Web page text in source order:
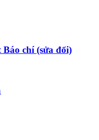
chí (sửa đổi)